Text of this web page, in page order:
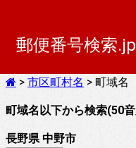
郵便番号検索.jp
> 市区町村名 > 町域名
町域名以下から検索(50
長野県 中野市